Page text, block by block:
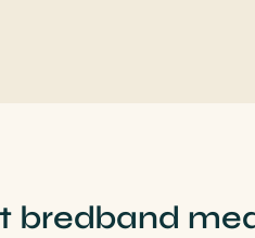
bredband